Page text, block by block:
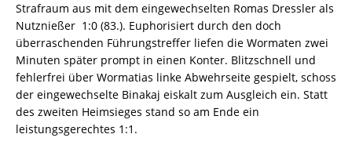
Strafraum aus mit dem eingewechselten Romas Dressler als
Nutznießer  1:0 (83.). Euphorisiert durch den doch
überraschenden Führungstreffer liefen die Wormaten zwei
Minuten später prompt in einen Konter. Blitzschnell und
fehlerfrei über Wormatias linke Abwehrseite gespielt, schoss
der eingewechselte Binakaj eiskalt zum Ausgleich ein. Statt
des zweiten Heimsieges stand so am Ende ein
leistungsgerechtes 1:1.